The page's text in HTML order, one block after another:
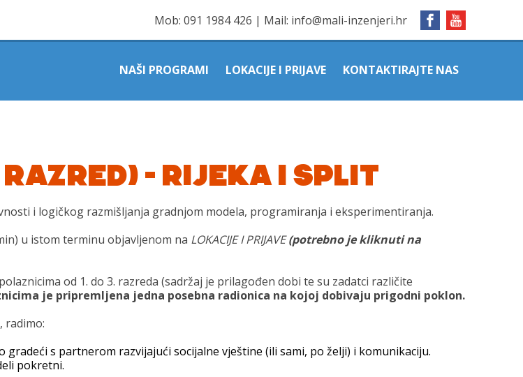
Mob: 091 1984 426 | Mail: info@mali-inzenjeri.hr
NAŠI PROGRAMI LOKACIJE I PRIJAVE KONTAKTIRAJTE NAS
– RIJEKA I SPLIT
i logičkog razmišljanja gradnjom modela, programiranja i eksperimentiranja.
u istom terminu objavljenom na LOKACIJE I PRIJAVE(potrebno je kliknuti na
od 1. do 3. razreda (sadržaj je prilagođen dobi te su zadatci različite
je pripremljena jedna posebna radionica na kojoj dobivaju prigodni poklon.
radimo:
gradeći s partnerom razvijajući socijalne vještine (ili sami, po želji) i komunikaciju.
pokretni.